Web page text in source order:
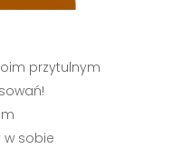
przytulnym
w sobie